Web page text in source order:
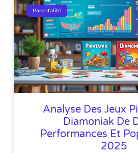
Parentalité
Analyse Des Jeux
Diamoniak De
Performances Et
2025